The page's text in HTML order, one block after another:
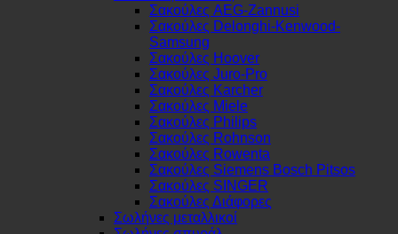
Σακούλες AEG-Zannusi
Σακούλες Delonghi-Kenwood-
Samsung
Σακούλες Hoover
Σακούλες Juro-Pro
Σακούλες Karcher
Σακούλες Miele
Σακούλες Philips
Σακούλες Rohnson
Σακούλες Rowenta
Σακούλες Siemens Bosch Pitsos
Σακούλες SINGER
Σακούλες Διάφορες
Σωλήνες μεταλλικοί